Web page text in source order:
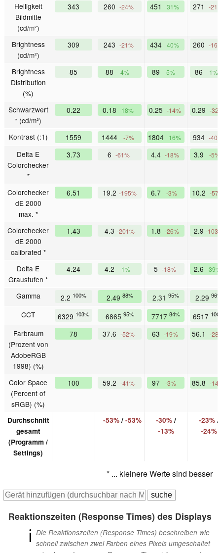
Helligkeit
Bildmitte
(cd/m²)
343 260 -24% 451 31% 271 -
Brightness
(cd/m²)
309 243 -21% 434 40% 260 -
Brightness
Distribution
(%)
85 88 4% 89 5% 86 1%
Schwarzwert
* (cd/m²)
0.22 0.18 18% 0.25 -14% 0.29 -
Kontrast (:1) 1559 1444 -7% 1804 16% 934 -
Delta E
Colorchecker
*
3.73 6 -61% 4.4 -18% 3.9 -5%
Colorchecker
dE 2000
max. *
6.51 19.2 -195% 6.7 -3% 10.2 -
Colorchecker
dE 2000
calibrated *
1.43 4.3 -201% 1.8 -26% 2.9 -
Delta E
Graustufen *
4.24 4.2 1% 5 -18% 2.6 39%
Gamma 2.2 100% 2.49 88% 2.31 95% 2.29
CCT 6329 103% 6865 95% 7717 84% 6517
Farbraum
(Prozent von
AdobeRGB
1998) (%)
78 37.6 -52% 63 -19% 56.1 -
Color Space
(Percent of
sRGB) (%)
100 59.2 -41% 97 -3% 85.8 -
Durchschnitt
gesamt
(Programm /
Settings)
-53%/ -53% -30%/
-13%
-23%/
-24%
* ... kleinere Werte sind besser
Reaktionszeiten (Response Times) des Displays
ℹ Die Reaktionszeiten (Response Times) beschreiben wie
schnell zwischen zwei Farben eines Pixels umgeschaltet